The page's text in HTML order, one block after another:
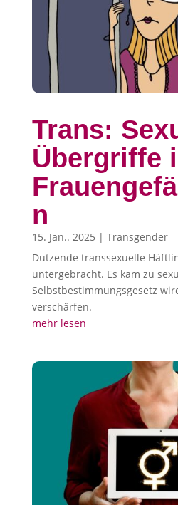
Trans:
Übergriffe
n
15. Jan.. 2025 | Transgender
Dutzende transsexuelle
untergebracht. Es kam zu
Selbstbestimmungsgesetz
verschärfen.
mehr lesen